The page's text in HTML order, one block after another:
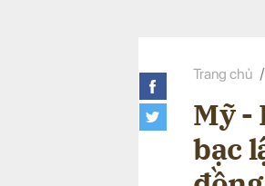
Trang chủ
Mỹ -
bạc